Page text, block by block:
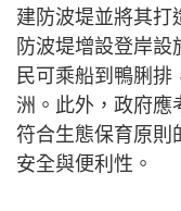
建防波堤並將其打
防波堤增設登岸
民可乘船到鴨脷
洲。此外，政府應
符合生態保育原則
安全與便利性。